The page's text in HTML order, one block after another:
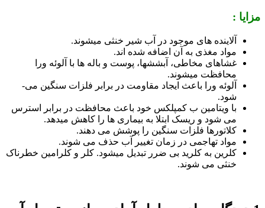
مزایا :
آلاینده ­های موجود در آب شیر خنثی می­شوند.
مواد مغذی به آن اضافه شده اند.
غشاهای مخاطی، آبشش­ها، پوست و باله ­ها با آلوئه ورا
محافظت می­شوند.
آلوئه ورا باعث ایجاد مقاومت در برابر فلزات سنگین می­
شود.
با ویتامین ب کمپلکس خود باعث محافظت در برابر استرس
می ­شود و ریسک ابتلا به بیماری­ ها را کاهش می­دهد.
کلاتورها فلزات سنگین را پوشش می ­دهند.
مواد تهاجمی در زمان تغییر آب حذف می ­شوند.
کلرین به کلرید بی ضرر تبدیل می­شود. کلر و کلرامین خطرناک
خنثی می شوند.